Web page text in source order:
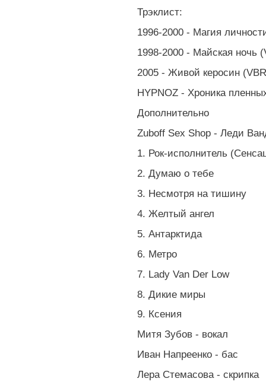
Трэклист:
1996-2000 - Магия
1998-2000 - Майская ночь
2005 - Живой керосин
HYPNOZ - Хроника
Дополнительно
Zuboff Sex Shop - Леди
1. Рок-исполнитель
2. Думаю о тебе
3. Несмотря на тишину
4. Желтый ангел
5. Антарктида
6. Метро
7. Lady Van Der Low
8. Дикие миры
9. Ксения
Митя Зубов - вокал
Иван Напреенко - бас
Лера Стемасова - скрипка